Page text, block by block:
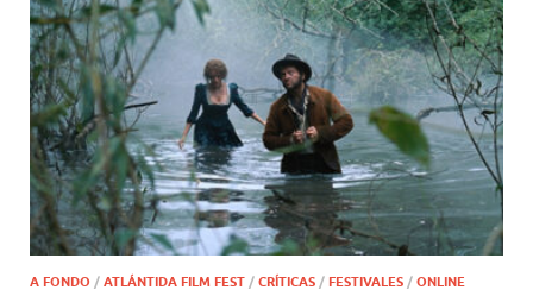
A FONDO / ATLÁNTIDA FILM FEST / CRÍTICAS / FESTIVALES / ONLINE